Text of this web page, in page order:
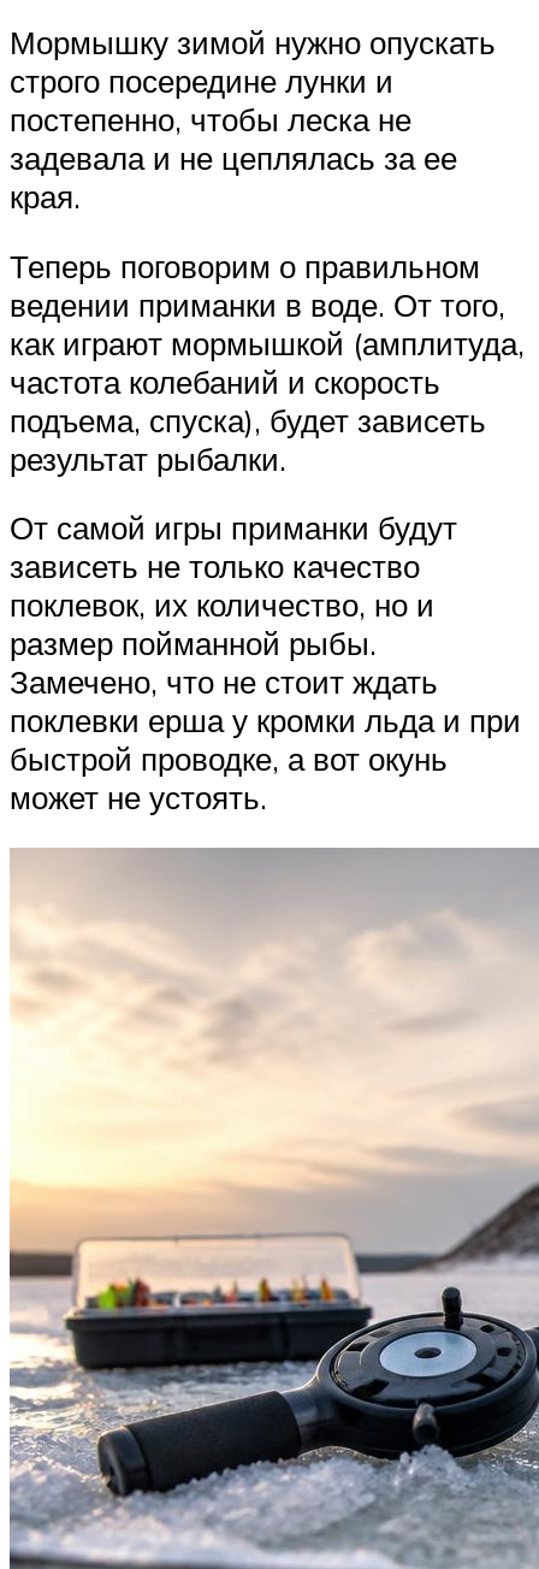
Мормышку зимой нужно опускать
строго посередине лунки и
постепенно, чтобы леска не
задевала и не цеплялась за ее
края.
Теперь поговорим о правильном
ведении приманки в воде. От того,
как играют мормышкой (амплитуда,
частота колебаний и скорость
подъема, спуска), будет зависеть
результат рыбалки.
От самой игры приманки будут
зависеть не только качество
поклевок, их количество, но и
размер пойманной рыбы.
Замечено, что не стоит ждать
поклевки ерша у кромки льда и при
быстрой проводке, а вот окунь
может не устоять.